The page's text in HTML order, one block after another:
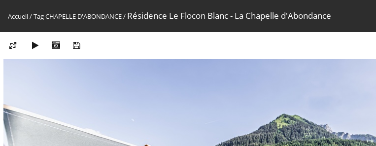
Accueil/TagCHAPELLE D'ABONDANCE/ Résidence Le Flocon Blanc - La Chapelle d'Abondance